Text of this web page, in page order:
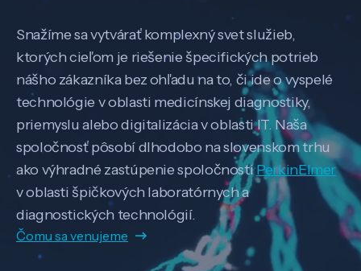
Veda a výskum
Pôsobenie
Snažíme sa vytvárať komplexný svet služieb,
ktorých cieľom je riešenie špecifických potrieb
nášho zákazníka bez ohľadu na to, či ide o vyspelé
technológie v oblasti medicínskej diagnostiky,
priemyslu alebo digitalizácia v oblasti IT. Naša
spoločnosť pôsobí dlhodobo na slovenskom trhu
ako výhradné zastúpenie spoločnostiPerkinElmer
v oblasti špičkových laboratórnych a
diagnostických technológií.
Čomu sa venujeme